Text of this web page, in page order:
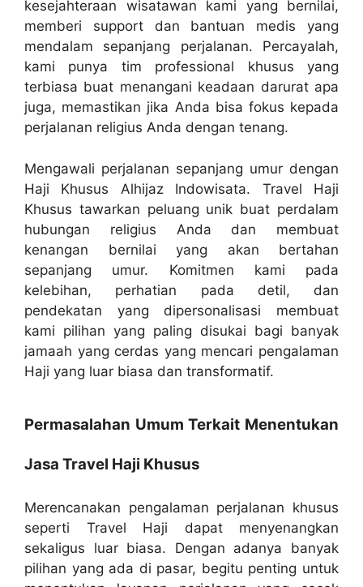
kesejahteraan wisatawan kami yang bernilai,
memberi support dan bantuan medis yang
mendalam sepanjang perjalanan. Percayalah,
kami punya tim professional khusus yang
terbiasa buat menangani keadaan darurat apa
juga, memastikan jika Anda bisa fokus kepada
perjalanan religius Anda dengan tenang.
Mengawali perjalanan sepanjang umur dengan
Haji Khusus Alhijaz Indowisata. Travel Haji
Khusus tawarkan peluang unik buat perdalam
hubungan religius Anda dan membuat
kenangan bernilai yang akan bertahan
sepanjang umur. Komitmen kami pada
kelebihan, perhatian pada detil, dan
pendekatan yang dipersonalisasi membuat
kami pilihan yang paling disukai bagi banyak
jamaah yang cerdas yang mencari pengalaman
Haji yang luar biasa dan transformatif.
Permasalahan Umum Terkait Menentukan
Jasa Travel Haji Khusus
Merencanakan pengalaman perjalanan khusus
seperti Travel Haji dapat menyenangkan
sekaligus luar biasa. Dengan adanya banyak
pilihan yang ada di pasar, begitu penting untuk